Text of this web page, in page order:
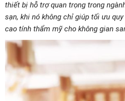
thiết bị hỗ trợ quan trọng trong
sạn, khi nó không chỉ giúp tối ưu
cao tính thẩm mỹ cho không gian